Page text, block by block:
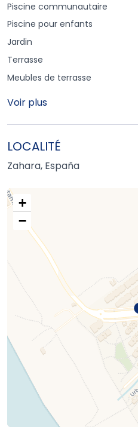
Piscine communautaire
Piscine pour enfants
Jardin
Terrasse
Meubles de terrasse
Voir plus
LOCALITÉ
Zahara, España
+
−